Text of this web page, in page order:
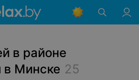
в районе
в Минске 25